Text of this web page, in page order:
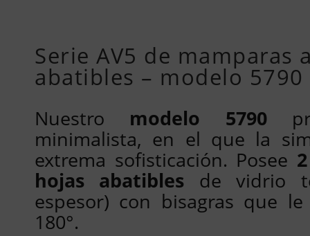
Serie AV5 de mamparas
abatibles – modelo 5790
Nuestro modelo 5790
minimalista, en el que la
extrema sofisticación. Posee
hojas abatibles de vidrio
espesor) con bisagras que
180°.